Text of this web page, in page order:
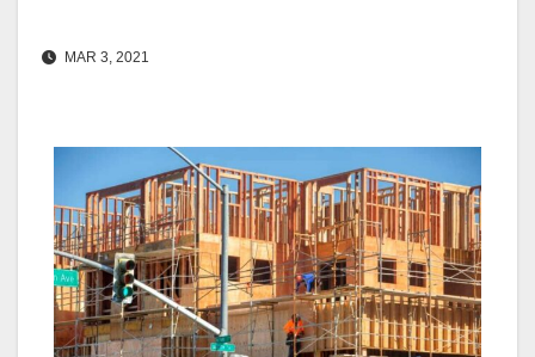
MAR 3, 2021